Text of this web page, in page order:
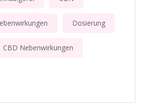
Dosierung
CBD Nebenwirkungen